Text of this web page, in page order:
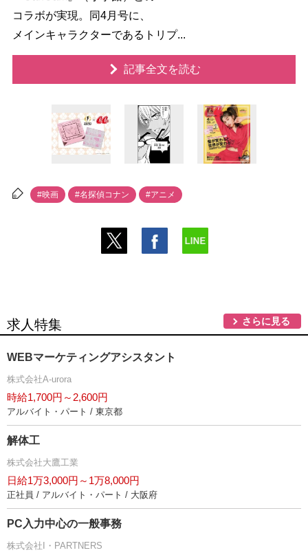
コラボが実現。同4月号に、
メインキャラクターであるトリプ...
記事全文を読む
#映画 #名探偵コナン #アニメ
求人特集 さらに見る
WEBマーケティングアシスタント
株式会社A-urora
時給1,700円～2,600円
アルバイト・パート / 東京都
解体工
株式会社大鷹工業
日給1万3,000円～1万8,000円
正社員 / アルバイト・パート / 大阪府
PC入力中心の一般事務
株式会社I・PARTNERS